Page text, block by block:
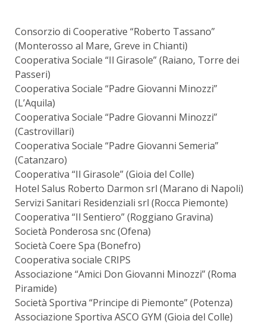
Consorzio di Cooperative “Roberto Tassano”
(Monterosso al Mare, Greve in Chianti)
Cooperativa Sociale “Il Girasole” (Raiano, Torre dei
Passeri)
Cooperativa Sociale “Padre Giovanni Minozzi”
(L’Aquila)
Cooperativa Sociale “Padre Giovanni Minozzi”
(Castrovillari)
Cooperativa Sociale “Padre Giovanni Semeria”
(Catanzaro)
Cooperativa “Il Girasole” (Gioia del Colle)
Hotel Salus Roberto Darmon srl (Marano di Napoli)
Servizi Sanitari Residenziali srl (Rocca Piemonte)
Cooperativa “Il Sentiero” (Roggiano Gravina)
Società Ponderosa snc (Ofena)
Società Coere Spa (Bonefro)
Cooperativa sociale CRIPS
Associazione “Amici Don Giovanni Minozzi” (Roma
Piramide)
Società Sportiva “Principe di Piemonte” (Potenza)
Associazione Sportiva ASCO GYM (Gioia del Colle)